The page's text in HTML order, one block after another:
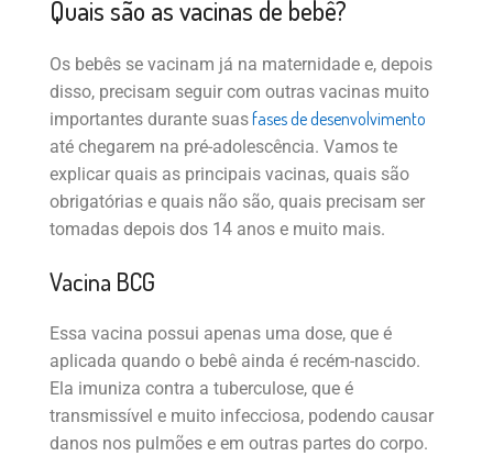
Quais são as vacinas de bebê?
Os bebês se vacinam já na maternidade e, depois
disso, precisam seguir com outras vacinas muito
importantes durante suasfases de desenvolvimento
até chegarem na pré-adolescência. Vamos te
explicar quais as principais vacinas, quais são
obrigatórias e quais não são, quais precisam ser
tomadas depois dos 14 anos e muito mais.
Vacina BCG
Essa vacina possui apenas uma dose, que é
aplicada quando o bebê ainda é recém-nascido.
Ela imuniza contra a tuberculose, que é
transmissível e muito infecciosa, podendo causar
danos nos pulmões e em outras partes do corpo.